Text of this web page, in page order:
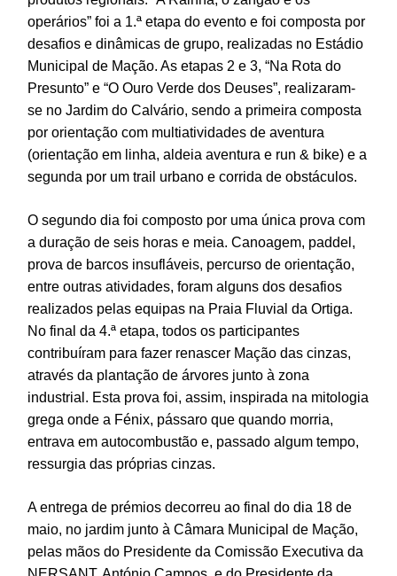
operários” foi a 1.ª etapa do evento e foi composta por
desafios e dinâmicas de grupo, realizadas no Estádio
Municipal de Mação. As etapas 2 e 3, “Na Rota do
Presunto” e “O Ouro Verde dos Deuses”, realizaram-
se no Jardim do Calvário, sendo a primeira composta
por orientação com multiatividades de aventura
(orientação em linha, aldeia aventura e run & bike) e a
segunda por um trail urbano e corrida de obstáculos.
O segundo dia foi composto por uma única prova com
a duração de seis horas e meia. Canoagem, paddel,
prova de barcos insufláveis, percurso de orientação,
entre outras atividades, foram alguns dos desafios
realizados pelas equipas na Praia Fluvial da Ortiga.
No final da 4.ª etapa, todos os participantes
contribuíram para fazer renascer Mação das cinzas,
através da plantação de árvores junto à zona
industrial. Esta prova foi, assim, inspirada na mitologia
grega onde a Fénix, pássaro que quando morria,
entrava em autocombustão e, passado algum tempo,
ressurgia das próprias cinzas.
A entrega de prémios decorreu ao final do dia 18 de
maio, no jardim junto à Câmara Municipal de Mação,
pelas mãos do Presidente da Comissão Executiva da